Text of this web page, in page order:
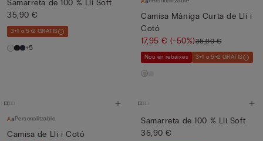
Samarreta de 100 % Lli Soft
35,90 €
3+1 o 5+2 GRATIS
+5
Camisa Màniga Curta de Lli i
Cotó
17,95 €(-50%)35,90 €
Nou en rebaixes 3+1 o 5+2 GRATIS
Personalitzable
Camisa de Lli i Cotó
Samarreta de 100 % Lli Soft
35,90 €